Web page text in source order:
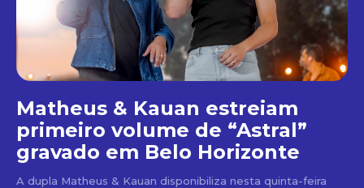
Matheus & Kauan estreiam
primeiro volume de “Astral”
gravado em Belo Horizonte
A dupla Matheus & Kauan disponibiliza nesta quinta-feira